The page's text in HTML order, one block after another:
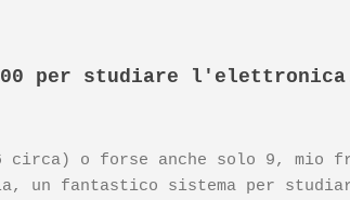
per studiare
circa) o forse anche solo 9, mio
un fantastico sistema per